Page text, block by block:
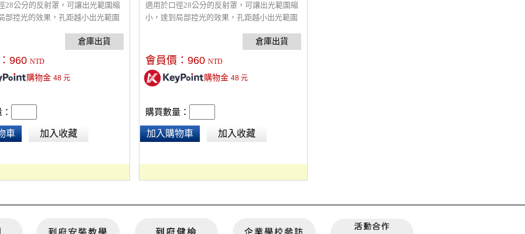
28公分的反射罩，可讓出光範圍縮
部控光的效果，孔距越小出光範圍
960 NTD
購物金 48元
車 加入收藏
適用於口徑28公分的反射罩，可讓出光範圍縮
小，達到局部控光的效果，孔距越小出光範圍
會員價： 960 NTD
購物金48 元
購買數量：
加入購物車 加入收藏